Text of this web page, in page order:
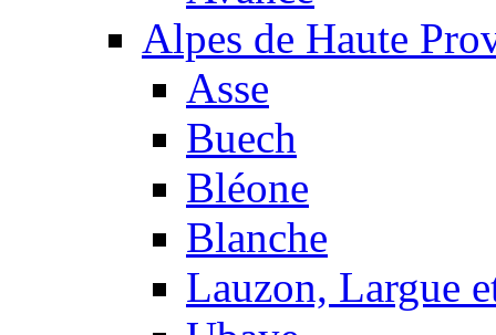
Alpes de Haute
Asse
Buech
Bléone
Blanche
Lauzon, Largue